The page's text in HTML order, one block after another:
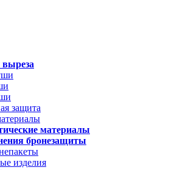
защита
материалы
бронезащиты
изделия